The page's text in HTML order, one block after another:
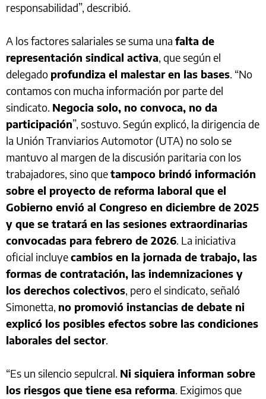
responsabilidad”, describió.
A los factores salariales se suma una falta de
representación sindical activa, que según el
delegado profundiza el malestar en las bases. “No
contamos con mucha información por parte del
sindicato. Negocia solo, no convoca, no da
participación”, sostuvo. Según explicó, la dirigencia de
la Unión Tranviarios Automotor (UTA) no solo se
mantuvo al margen de la discusión paritaria con los
trabajadores, sino quetampoco brindó información
sobre el proyecto de reforma laboral que el
Gobierno envió al Congreso en diciembre de 2025
y que se tratará en las sesiones extraordinarias
convocadas para febrero de 2026. La iniciativa
oficial incluyecambios en la jornada de trabajo, las
formas de contratación, las indemnizaciones y
los derechos colectivos, pero el sindicato, señaló
Simonetta, no promovió instancias de debate ni
explicó los posibles efectos sobre las condiciones
laborales del sector.
“Es un silencio sepulcral. Ni siquiera informan sobre
los riesgos que tiene esa reforma. Exigimos que